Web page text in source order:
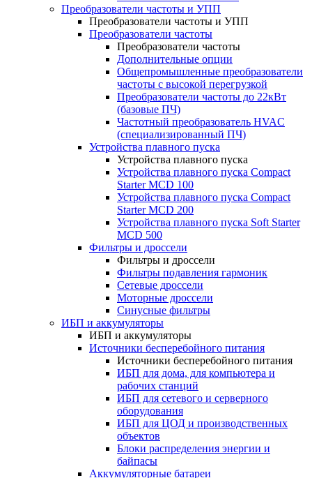
Преобразователи частоты и УПП
Преобразователи частоты и УПП
Преобразователи частоты
Преобразователи частоты
Дополнительные опции
Общепромышленные преобразователи
частоты с высокой перегрузкой
Преобразователи частоты до 22кВт
(базовые ПЧ)
Частотный преобразователь HVAC
(специализированный ПЧ)
Устройства плавного пуска
Устройства плавного пуска
Устройства плавного пуска Compact
Starter MCD 100
Устройства плавного пуска Compact
Starter MCD 200
Устройства плавного пуска Soft Starter
MCD 500
Фильтры и дроссели
Фильтры и дроссели
Фильтры подавления гармоник
Сетевые дроссели
Моторные дроссели
Синусные фильтры
ИБП и аккумуляторы
ИБП и аккумуляторы
Источники бесперебойного питания
Источники бесперебойного питания
ИБП для дома, для компьютера и
рабочих станций
ИБП для сетевого и серверного
оборудования
ИБП для ЦОД и производственных
объектов
Блоки распределения энергии и
байпасы
Аккумуляторные батареи